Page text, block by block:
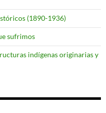
(1890-1936)
sufrimos
indígenas originarias y